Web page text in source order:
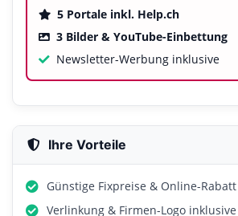
5 Portale inkl. Help.ch
3 Bilder & YouTube-Einbettung
Newsletter-Werbung inklusive
Ihre Vorteile
Günstige Fixpreise & Online-Rabatt
Verlinkung & Firmen-Logo inklusive